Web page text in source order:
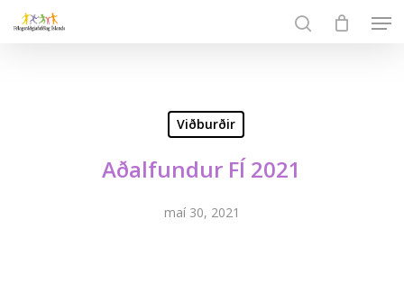
Viðburðir
Aðalfundur FÍ 2021
maí 30, 2021